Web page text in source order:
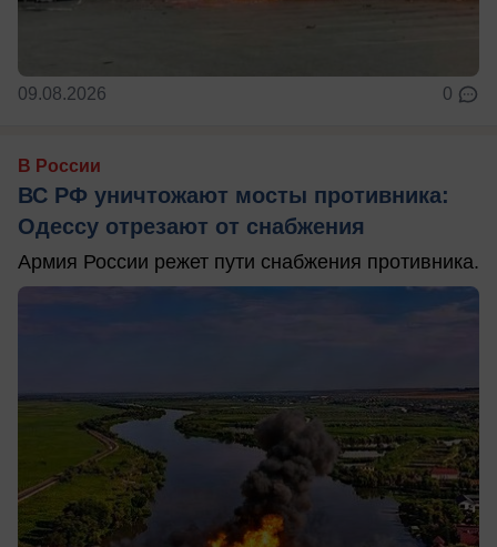
09.08.2026 0
В России
ВС РФ уничтожают мосты противника:
Одессу отрезают от снабжения
Армия России режет пути снабжения противника.